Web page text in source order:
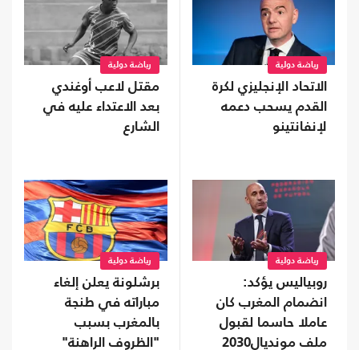
رياضة دولية
الاتحاد الإنجليزي لكرة
القدم يسحب دعمه
لإنفانتينو
رياضة دولية
مقتل لاعب أوغندي
بعد الاعتداء عليه في
الشارع
رياضة دولية
روبياليس يؤكد:
انضمام المغرب كان
عاملا حاسما لقبول
ملف مونديال2030
رياضة دولية
برشلونة يعلن إلغاء
مباراته في طنجة
بالمغرب بسبب
"الظروف الراهنة"